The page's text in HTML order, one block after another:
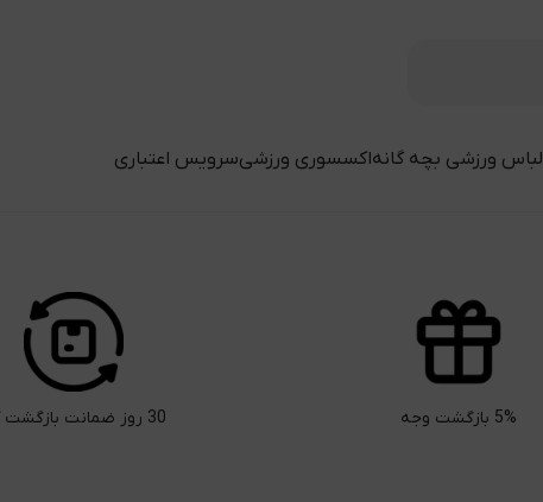
لباس ورزشی بچه گانهاکسسوری ورزشیسرویس اعتباری
5% بازگشت وجه 30 روز ضمانت بازگشت کالا